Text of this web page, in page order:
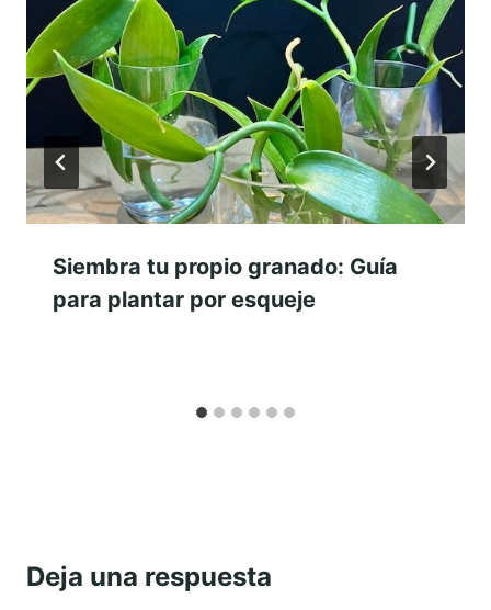
Siembra tu propio granado: Guía
para plantar por esqueje
Deja una respuesta